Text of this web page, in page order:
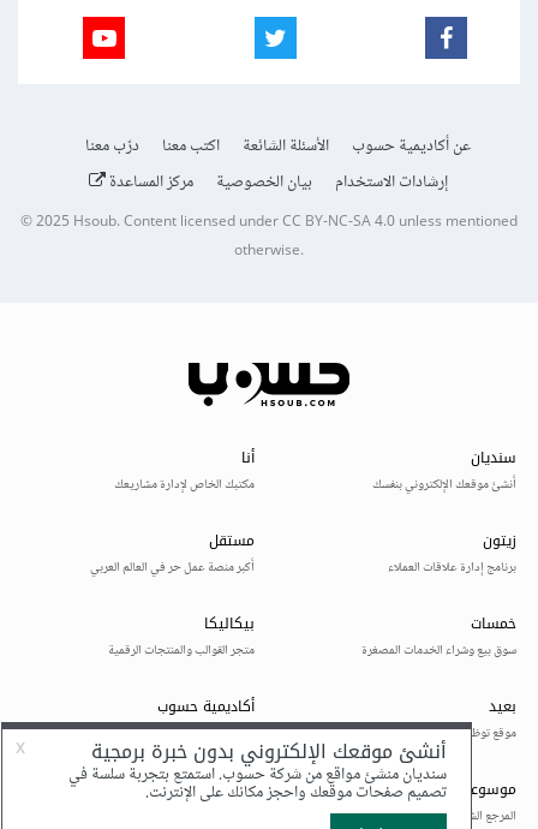
عن أكاديمية حسوب الأسئلة الشائعة اكتب معنا
درّب معنا
إرشادات الاستخدام
بيان الخصوصية مركز المساعدة
© 2025Hsoub.Content licensed underCC BY-NC-SA 4.0unless mentioned
otherwise.